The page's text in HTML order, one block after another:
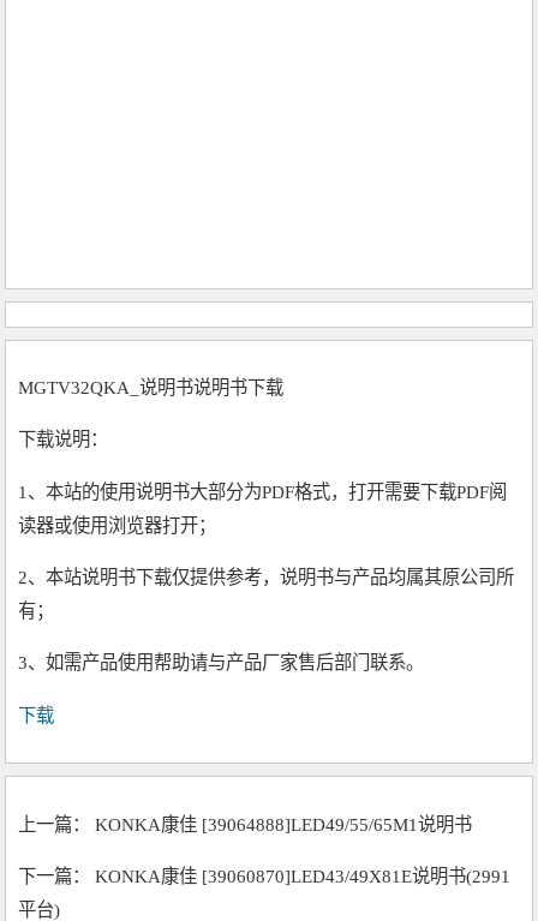
MGTV32QKA_说明书说明书下载
下载说明：
1、本站的使用说明书大部分为PDF格式，打开需要下载PDF阅
读器或使用浏览器打开；
2、本站说明书下载仅提供参考，说明书与产品均属其原公司所
有；
3、如需产品使用帮助请与产品厂家售后部门联系。
下载
上一篇：KONKA康佳 [39064888]LED49/55/65M1说明书
下一篇：KONKA康佳 [39060870]LED43/49X81E说明书(2991
平台)